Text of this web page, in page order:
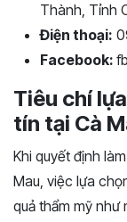
Thành, Tỉnh
Điện thoại:
Facebook:
Tiêu chí
tín tại Cà
Khi quyết định
Mau, việc lựa
quả thẩm mỹ như